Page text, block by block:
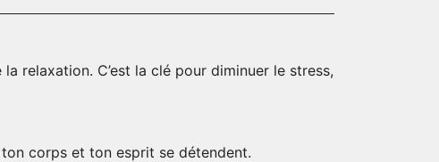
relaxation. C’est la clé pour diminuer le stress,
corps et ton esprit se détendent.